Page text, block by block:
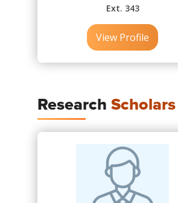
Ext. 343
View Profile
Research Scholars